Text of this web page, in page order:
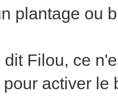
plantage ou
dit Filou, ce
activer le